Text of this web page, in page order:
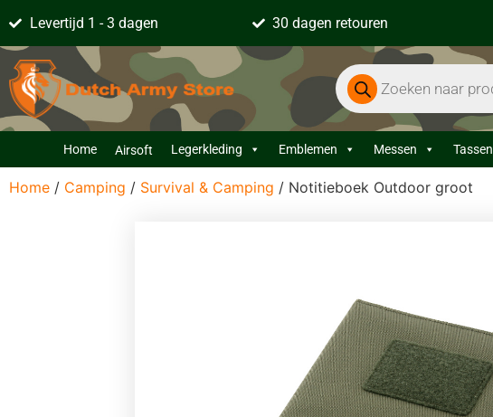
Levertijd 1 - 3 dagen 30 dagen retouren
Home Airsoft Legerkleding Emblemen Messen Tassen
Home / Camping / Survival & Camping / Notitieboek Outdoor groot